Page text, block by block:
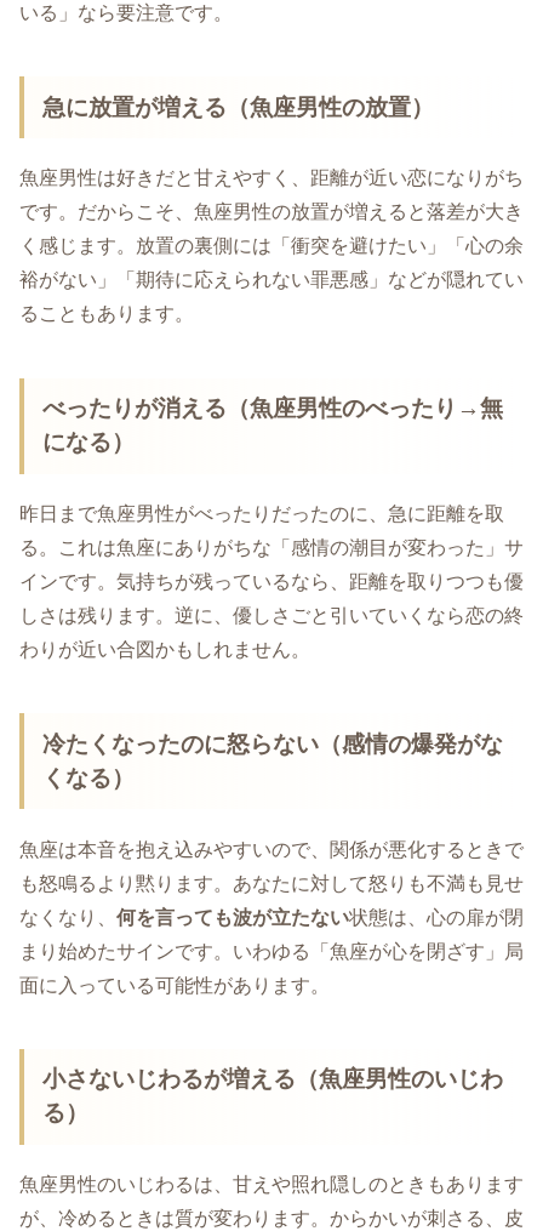
いる」なら要注意です。
急に放置が増える（魚座男性の放置）
魚座男性は好きだと甘えやすく、距離が近い恋になりがち
です。だからこそ、魚座男性の放置が増えると落差が大き
く感じます。放置の裏側には「衝突を避けたい」「心の余
裕がない」「期待に応えられない罪悪感」などが隠れてい
ることもあります。
べったりが消える（魚座男性のべったり→無
になる）
昨日まで魚座男性がべったりだったのに、急に距離を取
る。これは魚座にありがちな「感情の潮目が変わった」サ
インです。気持ちが残っているなら、距離を取りつつも優
しさは残ります。逆に、優しさごと引いていくなら恋の終
わりが近い合図かもしれません。
冷たくなったのに怒らない（感情の爆発がな
くなる）
魚座は本音を抱え込みやすいので、関係が悪化するときで
も怒鳴るより黙ります。あなたに対して怒りも不満も見せ
なくなり、 何を言っても波が立たない状態は、心の扉が閉
まり始めたサインです。いわゆる「魚座が心を閉ざす」局
面に入っている可能性があります。
小さないじわるが増える（魚座男性のいじわ
る）
魚座男性のいじわるは、甘えや照れ隠しのときもあります
が、冷めるときは質が変わります。からかいが刺さる、皮